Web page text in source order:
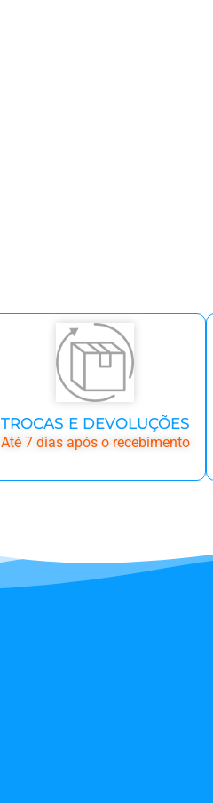
TROCAS E DEVOLUÇÕES
Até 7 dias após o recebimento